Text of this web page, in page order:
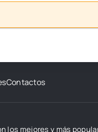
Contactos
los mejores y más